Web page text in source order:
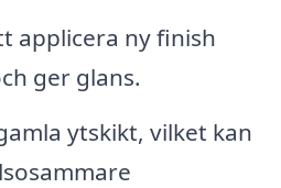
applicera ny finish
ger glans.
ytskikt, vilket kan